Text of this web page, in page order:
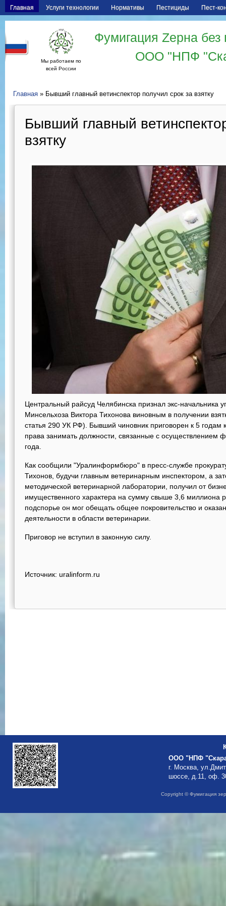
Главная Услуги технологии Нормативы Пестициды Пест-
Мы работаем по
всей России
Фумигация Zерна
ООО "НПФ
Главная » Бывший главный ветинспектор получил срок за взятку
Бывший главный
взятку
Центральный райсуд Челябинска признал экс-начальника
Минсельхоза Виктора Тихонова виновным в получении
статья 290 УК РФ). Бывший чиновник приговорен к 5 годам
права занимать должности, связанные с осуществлением
года.
Как сообщили "Уралинформбюро" в пресс-службе
Тихонов, будучи главным ветеринарным инспектором, а
методической ветеринарной лаборатории, получил от
имущественного характера на сумму свыше 3,6 миллиона
подспорье он мог обещать общее покровительство и
деятельности в области ветеринарии.
Приговор не вступил в законную силу.
Источник: uralinform.ru
ООО "НПФ
г. Москва,
шоссе, д.11, оф.
Copyright © Фумигация